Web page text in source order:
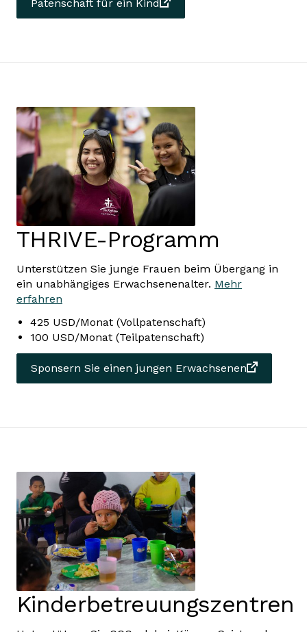
Patenschaft für ein Kind
THRIVE-Programm
Unterstützen Sie junge Frauen beim Übergang in
ein unabhängiges Erwachsenenalter. Mehr
erfahren
425 USD/Monat (Vollpatenschaft)
100 USD/Monat (Teilpatenschaft)
Sponsern Sie einen jungen Erwachsenen
Kinderbetreuungszentren